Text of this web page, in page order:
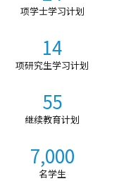
项学士学习计划
14
项研究生学习计划
55
继续教育计划
7,000
名学生